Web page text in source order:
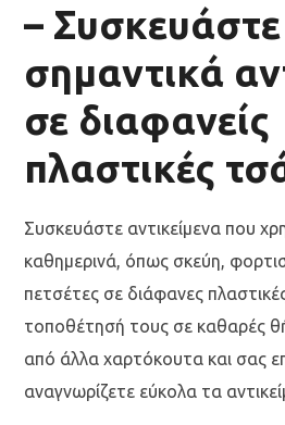
– Συσκευάστε
σημαντικά
σε διαφανείς
πλαστικές
Συσκευάστε αντικείμενα που
καθημερινά, όπως σκεύη,
πετσέτες σε διάφανες
τοποθέτησή τους σε καθαρές
από άλλα χαρτόκουτα και σας
αναγνωρίζετε εύκολα τα